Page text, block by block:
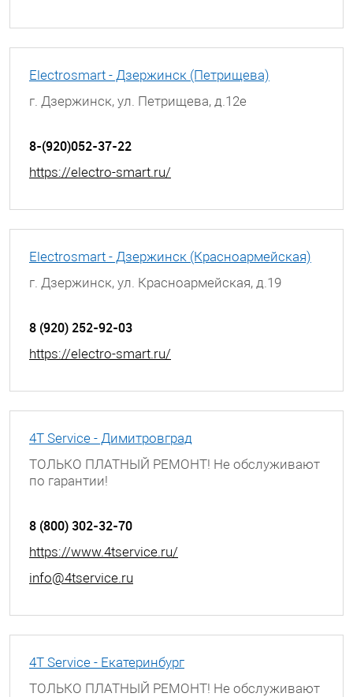
Electrosmart - Дзержинск (Петрищева)
г. Дзержинск, ул. Петрищева, д.12е
8-(920)052-37-22
https://electro-smart.ru/
Electrosmart - Дзержинск (Красноармейская)
г. Дзержинск, ул. Красноармейская, д.19
8 (920) 252-92-03
https://electro-smart.ru/
4T Service - Димитровград
ТОЛЬКО ПЛАТНЫЙ РЕМОНТ! Не обслуживают
по гарантии!
8 (800) 302-32-70
https://www.4tservice.ru/
info@4tservice.ru
4T Service - Екатеринбург
ТОЛЬКО ПЛАТНЫЙ РЕМОНТ! Не обслуживают